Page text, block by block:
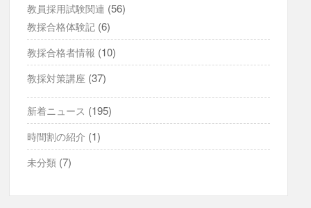
教員採用試験関連 (56)
教採合格体験記 (6)
教採合格者情報 (10)
教採対策講座 (37)
新着ニュース (195)
時間割の紹介 (1)
未分類 (7)